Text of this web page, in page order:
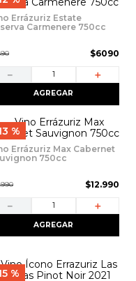
Errázuriz Estate
Carmenere 750cc
$6090
＋
－
AGREGAR
%
Errázuriz Max Cabernet
750cc
.990 $12.990
＋
－
AGREGAR
%